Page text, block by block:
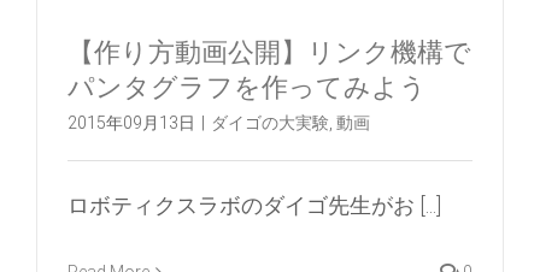
【作り方動画公開】リンク機構で
パンタグラフを作ってみよう
2015年09月13日 ダイゴの大実験 動画
ロボティクスラボのダイゴ先生がお [...]